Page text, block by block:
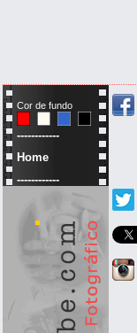
Cor de fundo
------------
Home
------------